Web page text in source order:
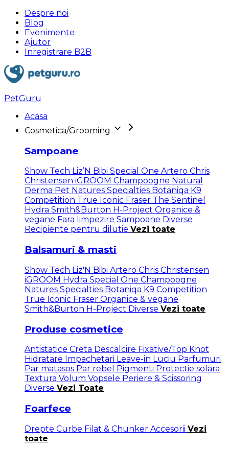
Despre noi
Blog
Evenimente
Ajutor
Inregistrare B2B
PetGuru
Acasa
Cosmetica/Grooming
Sampoane
Show Tech Liz’N Bibi Special One Artero Chris
Christensen iGROOM Champoogne Natural
Derma Pet Natures Specialties Botaniqa K9
Competition True Iconic Fraser The Sentinel
Hydra Smith&Burton H-Project Organice &
vegane Fara limpezire Sampoane Diverse
Recipiente pentru dilutie Vezi toate
Balsamuri & masti
Show Tech Liz'N Bibi Artero Chris Christensen
iGROOM Hydra Special One Champoogne
Natures Specialties Botaniqa K9 Competition
True Iconic Fraser Organice & vegane
Smith&Burton H-Project Diverse Vezi toate
Produse cosmetice
Antistatice Creta Descalcire Fixative/Top Knot
Hidratare Impachetari Leave-in Luciu Parfumuri
Par matasos Par rebel Pigmenti Protectie solara
Textura Volum Vopsele Periere & Scissoring
Diverse Vezi Toate
Foarfece
Drepte Curbe Filat & Chunker Accesorii Vezi
toate